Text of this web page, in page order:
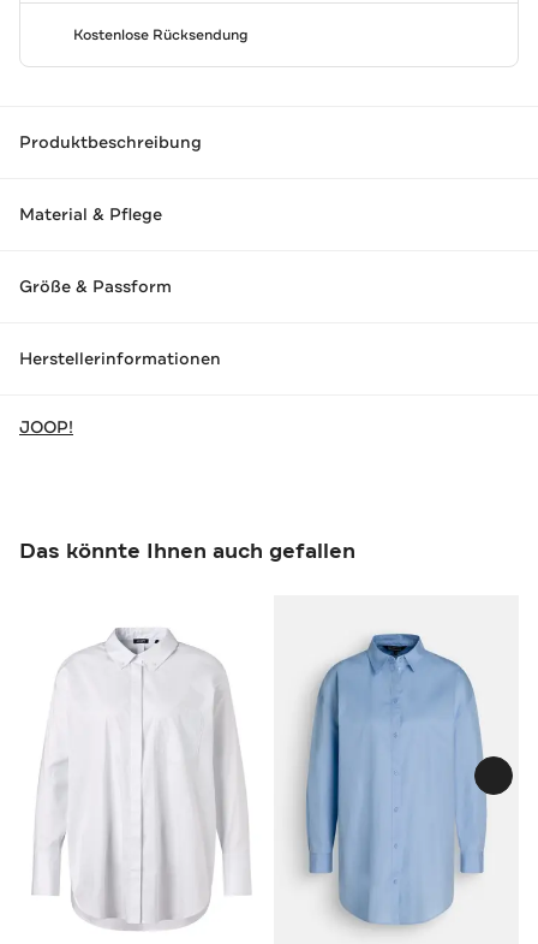
Kostenlose Rücksendung
Produktbeschreibung
Material & Pflege
Größe & Passform
Herstellerinformationen
JOOP!
Das könnte Ihnen auch gefallen